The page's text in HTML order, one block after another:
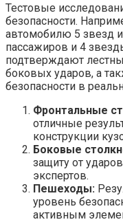
Тестовые
безопасности.
автомобилю 5 звезд
пассажиров и 4
подтверждают
боковых ударов, а
безопасности в
Фронтальные
отличные
конструкции
Боковые
защиту от
экспертов.
Пешеходы:
уровень
активным